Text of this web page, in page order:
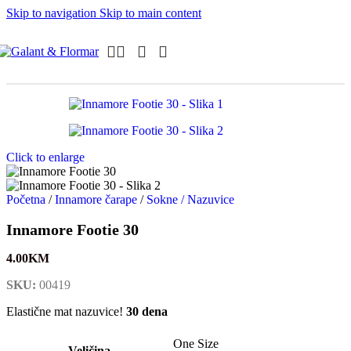
Skip to navigation Skip to main content
Click to enlarge
Početna / Innamore čarape / Sokne / Nazuvice
Innamore Footie 30
4.00KM
SKU: 00419
Elastične mat nazuvice! 30 dena
One Size